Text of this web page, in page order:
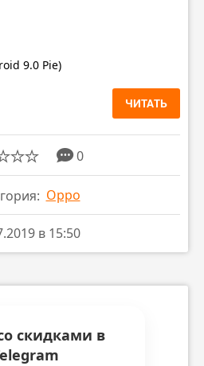
9.0 Pie)
ЧИТАТЬ
0
Oppo
в 15:50
скидками в